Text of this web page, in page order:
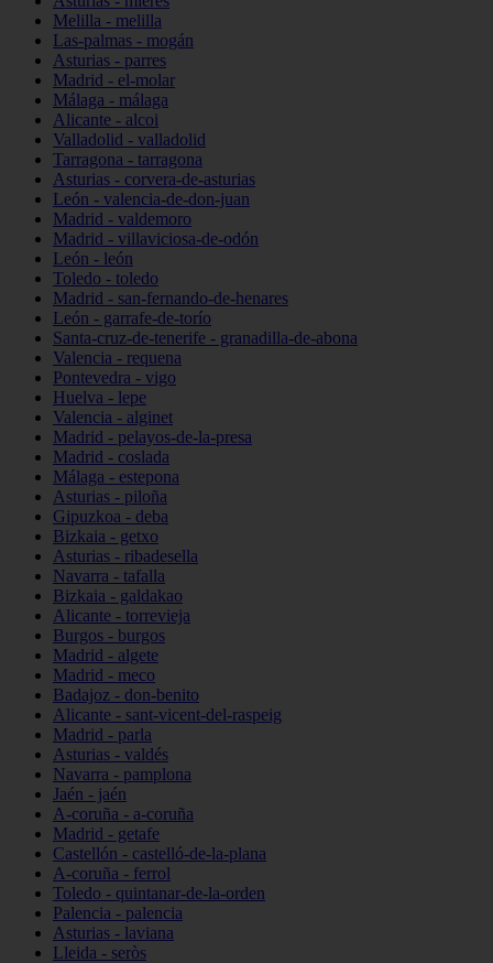
Melilla - melilla
Las-palmas - mogán
Asturias - parres
Madrid - el-molar
Málaga - málaga
Alicante - alcoi
Valladolid - valladolid
Tarragona - tarragona
Asturias - corvera-de-asturias
León - valencia-de-don-juan
Madrid - valdemoro
Madrid - villaviciosa-de-odón
León - león
Toledo - toledo
Madrid - san-fernando-de-henares
León - garrafe-de-torío
Santa-cruz-de-tenerife - granadilla-de-abona
Valencia - requena
Pontevedra - vigo
Huelva - lepe
Valencia - alginet
Madrid - pelayos-de-la-presa
Madrid - coslada
Málaga - estepona
Asturias - piloña
Gipuzkoa - deba
Bizkaia - getxo
Asturias - ribadesella
Navarra - tafalla
Bizkaia - galdakao
Alicante - torrevieja
Burgos - burgos
Madrid - algete
Madrid - meco
Badajoz - don-benito
Alicante - sant-vicent-del-raspeig
Madrid - parla
Asturias - valdés
Navarra - pamplona
Jaén - jaén
A-coruña - a-coruña
Madrid - getafe
Castellón - castelló-de-la-plana
A-coruña - ferrol
Toledo - quintanar-de-la-orden
Palencia - palencia
Asturias - laviana
Lleida - seròs